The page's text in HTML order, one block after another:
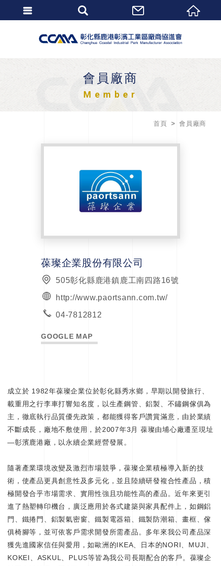
會員廠商
Member
首頁 會員廠商
葆璨企業股份有限公司
505彰化縣鹿港鎮鹿工南四路16號
http://www.paortsann.com.tw/
04-7812812
GOOGLE MAP
成立於 1982年葆璨企業位於彰化縣秀水鄉，早期以開發旅行、
載重用之行李車打響知名度，以生產鋼管、鋁製、不鏽鋼傢俱為
主，徹底執行品質優先政策，都能獲得客戶讚賞滿意，由於業績
不斷成長，廠地不敷使用，於2007年3月 葆璨由埔心廠遷至現址
—彰濱鹿港廠，以永續企業經營發展。
隨著產業環境改變及激烈市場競爭，葆璨企業積極導入新的技
術，使產品更具創意性及多元化，並且陸續研發複合性產品，積
極開發合乎市場需求、實用性強且功能性高的產品。近年來更引
進了熱塑轉印機台，廣泛應用於各式建築與家具配件上，如鋼鋁
門、鐵捲門、鋁製氣密窗、鐵製電器箱、鐵製防潮箱、畫框、傢
俱椅腳等，並可依客戶需求開發所需產品。多年來我公司產品深
獲先進國家信任與愛用，如歐洲的IKEA、日本的NORI、MUJI、
KOKEI、ASKUL、PLUS等皆為我公司長期配合的客戶。葆璨企